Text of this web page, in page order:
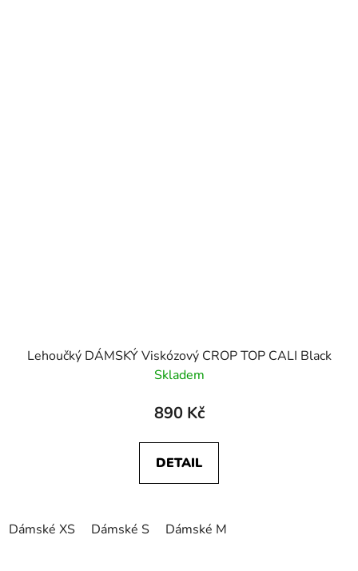
Lehoučký DÁMSKÝ Viskózový CROP TOP CALI Black
Skladem
890 Kč
DETAIL
Dámské XS Dámské S Dámské M